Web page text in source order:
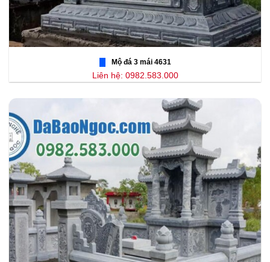
Mộ đá 3 mái 4631
Liên hệ: 0982.583.000